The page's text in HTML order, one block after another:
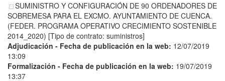
SUMINISTRO Y CONFIGURACIÓN DE 90 ORDENADORES DE
SOBREMESA PARA EL EXCMO. AYUNTAMIENTO DE CUENCA.
(FEDER. PROGRAMA OPERATIVO CRECIMIENTO SOSTENIBLE
2014_2020) [Tipo de contrato: suministros]
Adjudicación - Fecha de publicación en la web: 12/07/2019
13:09
Formalización - Fecha de publicación en la web: 19/07/2019
13:37